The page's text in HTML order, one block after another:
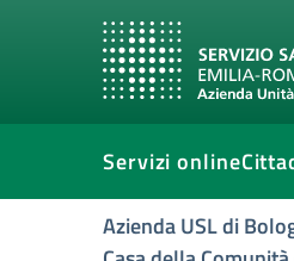
Servizi online
Azienda USL di